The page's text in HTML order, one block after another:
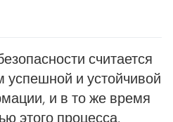
считается
и устойчивой
и в то же время
этого процесса.